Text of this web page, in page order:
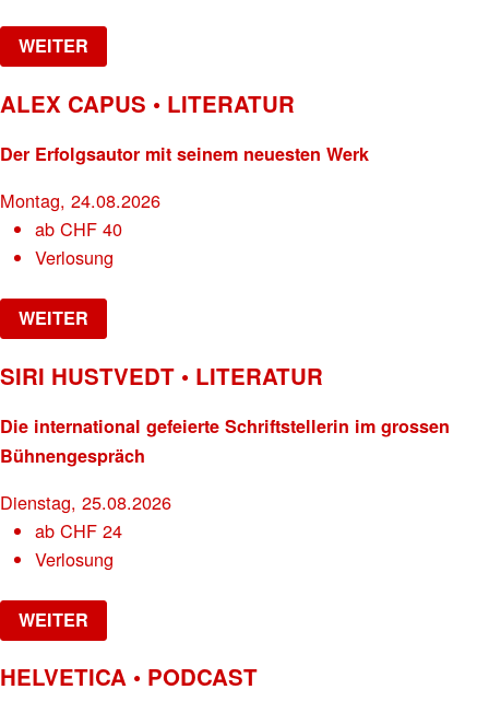
WEITER
ALEX CAPUS • LITERATUR
Der Erfolgsautor mit seinem neuesten Werk
Montag, 24.08.2026
abCHF 40
Verlosung
WEITER
SIRI HUSTVEDT • LITERATUR
Die international gefeierte Schriftstellerin im grossen
Bühnengespräch
Dienstag, 25.08.2026
abCHF 24
Verlosung
WEITER
HELVETICA • PODCAST